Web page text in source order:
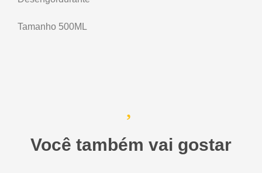
Tamanho 500ML
Você também vai gostar